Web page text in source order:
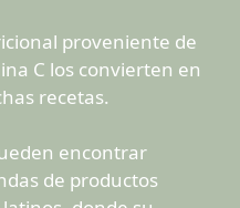
proveniente de
C los convierten en
recetas.
encontrar
de productos